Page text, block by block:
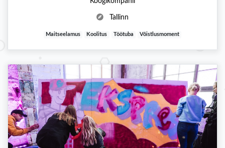
Tallinn
Maitseelamus Koolitus Töötuba Võistlusmoment